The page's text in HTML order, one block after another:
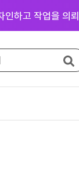
인하고 작업을 의